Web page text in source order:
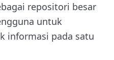
repositori besar
untuk
informasi pada satu